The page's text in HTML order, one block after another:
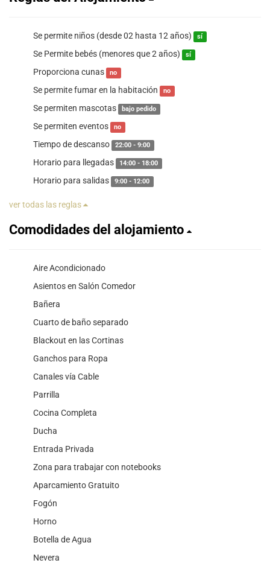
Se permite niños (desde 02 hasta 12 años) sí
Se Permite bebés (menores que 2 años) sí
Proporciona cunas no
Se permite fumar en la habitación no
Se permiten mascotas bajo pedido
Se permiten eventos no
Tiempo de descanso 22:00 - 9:00
Horario para llegadas 14:00 - 18:00
Horario para salidas 9:00 - 12:00
ver todas las reglas
Comodidades del alojamiento
Aire Acondicionado
Asientos en Salón Comedor
Bañera
Cuarto de baño separado
Blackout en las Cortinas
Ganchos para Ropa
Canales vía Cable
Parrilla
Cocina Completa
Ducha
Entrada Privada
Zona para trabajar con notebooks
Aparcamiento Gratuito
Fogón
Horno
Botella de Agua
Nevera